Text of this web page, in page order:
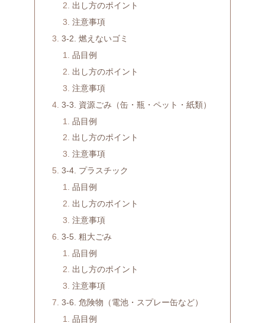
出し方のポイント
注意事項
3-2. 燃えないゴミ
品目例
出し方のポイント
注意事項
3-3. 資源ごみ（缶・瓶・ペット・紙類）
品目例
出し方のポイント
注意事項
3-4. プラスチック
品目例
出し方のポイント
注意事項
3-5. 粗大ごみ
品目例
出し方のポイント
注意事項
3-6. 危険物（電池・スプレー缶など）
品目例